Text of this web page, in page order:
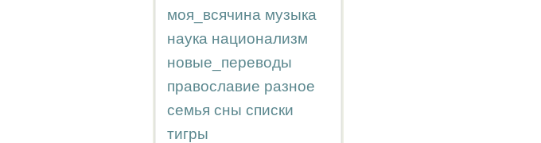
моя_всячина музыка
наука национализм
новые_переводы
православие разное
семья сны списки
тигры